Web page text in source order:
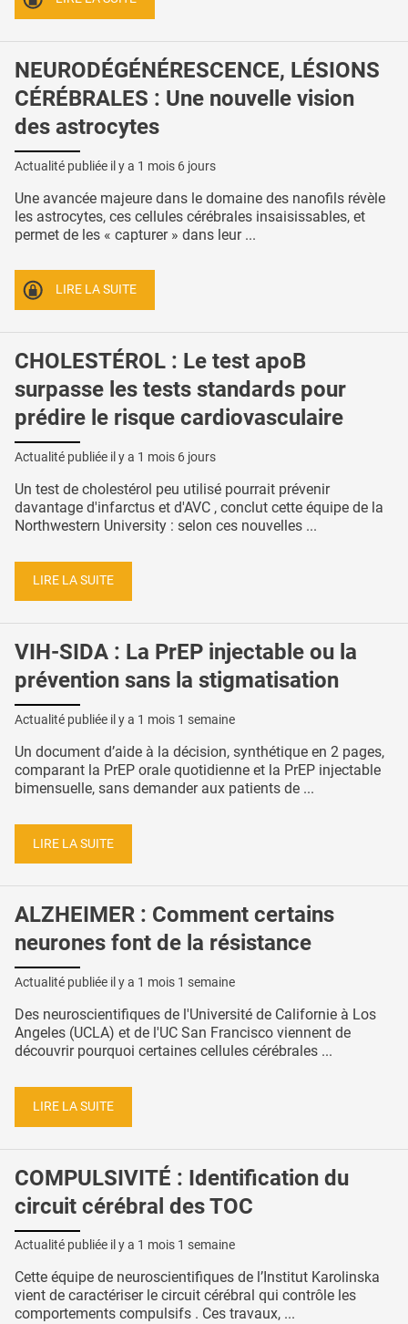
NEURODÉGÉNÉRESCENCE, LÉSIONS
CÉRÉBRALES : Une nouvelle vision
des astrocytes
Actualité publiée il y a 1 mois 6 jours
Une avancée majeure dans le domaine des nanofils révèle
les astrocytes, ces cellules cérébrales insaisissables, et
permet de les « capturer » dans leur ...
LIRE LA SUITE
CHOLESTÉROL : Le test apoB
surpasse les tests standards pour
prédire le risque cardiovasculaire
Actualité publiée il y a 1 mois 6 jours
Un test de cholestérol peu utilisé pourrait prévenir
davantage d'infarctus et d'AVC , conclut cette équipe de la
Northwestern University : selon ces nouvelles ...
LIRE LA SUITE
VIH-SIDA : La PrEP injectable ou la
prévention sans la stigmatisation
Actualité publiée il y a 1 mois 1 semaine
Un document d’aide à la décision, synthétique en 2 pages,
comparant la PrEP orale quotidienne et la PrEP injectable
bimensuelle, sans demander aux patients de ...
LIRE LA SUITE
ALZHEIMER : Comment certains
neurones font de la résistance
Actualité publiée il y a 1 mois 1 semaine
Des neuroscientifiques de l'Université de Californie à Los
Angeles (UCLA) et de l'UC San Francisco viennent de
découvrir pourquoi certaines cellules cérébrales ...
LIRE LA SUITE
COMPULSIVITÉ : Identification du
circuit cérébral des TOC
Actualité publiée il y a 1 mois 1 semaine
Cette équipe de neuroscientifiques de l’Institut Karolinska
vient de caractériser le circuit cérébral qui contrôle les
comportements compulsifs . Ces travaux, ...